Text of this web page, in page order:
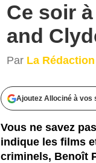
Ce soir
and
Par La Rédaction
Ajoutez Allociné à vos
Vous ne savez
indique les films
criminels, Benoît